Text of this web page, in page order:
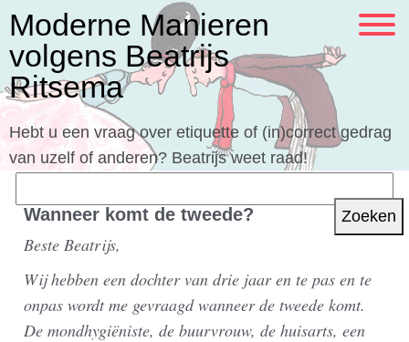
Moderne Manieren
volgens Beatrijs
Ritsema
Hebt u een vraag over etiquette of (in)correct gedrag
van uzelf of anderen? Beatrijs weet raad!
naar:Wanneer komt de tweede?
Beste Beatrijs,
Wij hebben een dochter van drie jaar en te pas en te
onpas wordt me gevraagd wanneer de tweede komt.
De mondhygiëniste, de buurvrouw, de huisarts, een